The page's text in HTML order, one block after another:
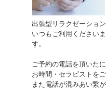
出張型リラクゼーショ
いつもご利用ください
す。
ご予約の電話を頂いた
お時間・セラピストをご
また電話が混みあい繋